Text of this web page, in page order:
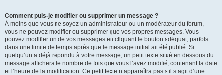
Comment puis-je modifier ou supprimer un message ?
À moins que vous ne soyez un administrateur ou un modérateur du forum,
vous ne pouvez modifier ou supprimer que vos propres messages. Vous
pouvez modifier un de vos messages en cliquant le bouton adéquat, parfois
dans une limite de temps après que le message initial ait été publié. Si
quelqu’un a déjà répondu à votre message, un petit texte situé en dessous du
message affichera le nombre de fois que vous l’avez modifié, contenant la date
et l’heure de la modification. Ce petit texte n’apparaîtra pas s’il s’agit d’une